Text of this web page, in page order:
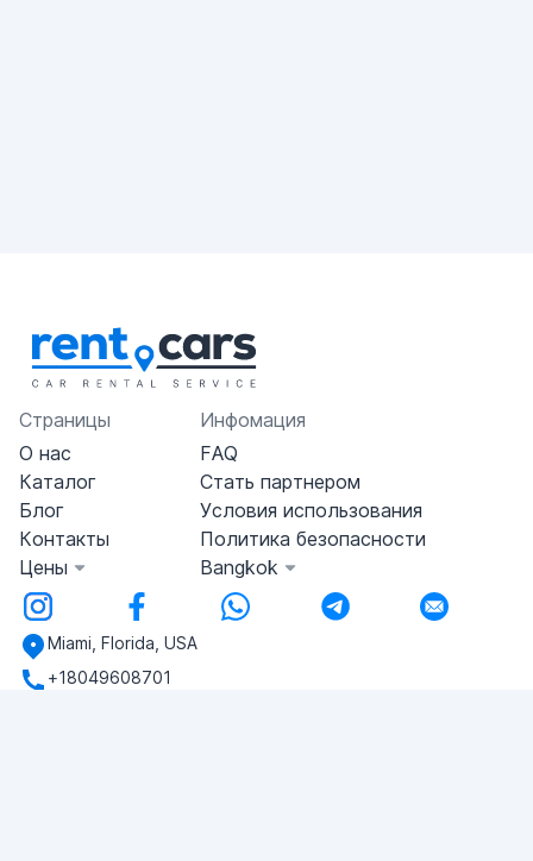
Страницы
О нас
Каталог
Блог
Контакты
Цены
Инфомация
FAQ
Стать партнером
Условия использования
Политика безопасности
Bangkok
Miami, Florida, USA
+18049608701